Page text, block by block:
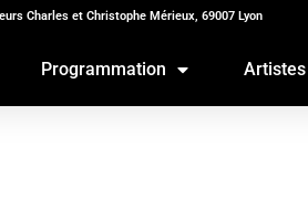
Charles et Christophe Mérieux, 69007 Lyon
Programmation Artistes